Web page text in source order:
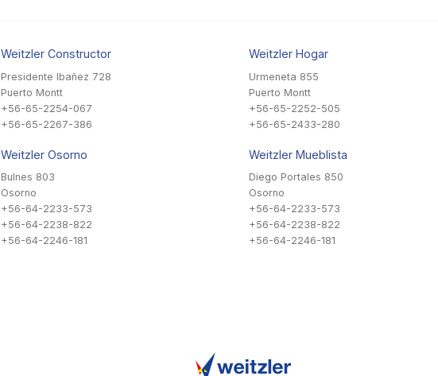
Weitzler Constructor
Presidente Ibañez 728
Puerto Montt
+56-65-2254-067
+56-65-2267-386
Weitzler Osorno
Bulnes 803
Osorno
+56-64-2233-573
+56-64-2238-822
+56-64-2246-181
Weitzler Hogar
Urmeneta 855
Puerto Montt
+56-65-2252-505
+56-65-2433-280
Weitzler Mueblista
Diego Portales 850
Osorno
+56-64-2233-573
+56-64-2238-822
+56-64-2246-181